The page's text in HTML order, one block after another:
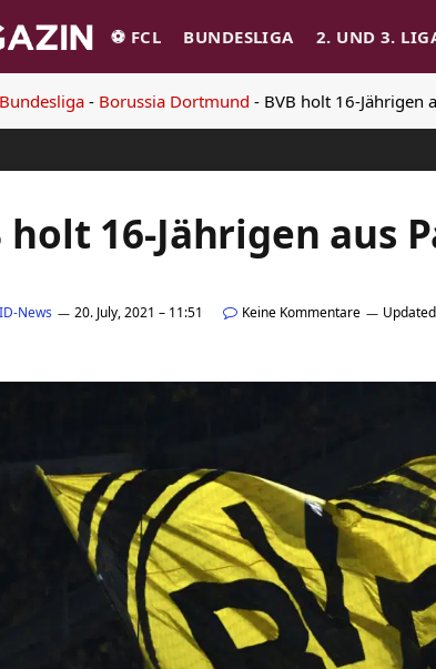
⚽️ FCL BUNDESLIGA 2. UND 3.
Bundesliga - Borussia Dortmund - BVB holt 16-Jährigen
holt 16-Jährigen aus
News 20. July, 2021 – 11:51 Keine Kommentare